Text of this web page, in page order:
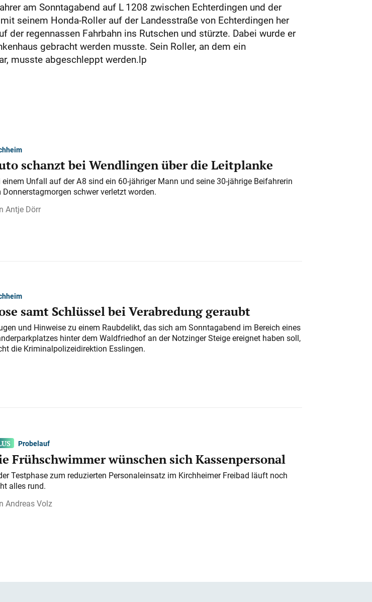
am Sonntagabend auf L 1208 zwischen Echterdingen und der
seinem Honda-Roller auf der Landesstraße von Echterdingen her
der regennassen Fahrbahn ins Rutschen und stürzte. Dabei wurde er
gebracht werden musste. Sein Roller, an dem ein
musste abgeschleppt werden.lp
schanzt bei Wendlingen über die Leitplanke
einem Unfall auf der A 8 sind ein 60-jähriger Mann und seine 30-jährige Beifahrerin
Donnerstagmorgen schwer verletzt worden.
Antje Dörr
samt Schlüssel bei Verabredung geraubt
und Hinweise zu einem Raubdelikt, das sich am Sonntagabend im Bereich eines
hinter dem Waldfriedhof an der Notzinger Steige ereignet haben soll,
die Kriminalpolizeidirektion Esslingen.
Probelauf
Frühschwimmer wünschen sich Kassenpersonal
Testphase zum reduzierten Personaleinsatz im Kirchheimer Freibad läuft noch
alles rund.
Andreas Volz